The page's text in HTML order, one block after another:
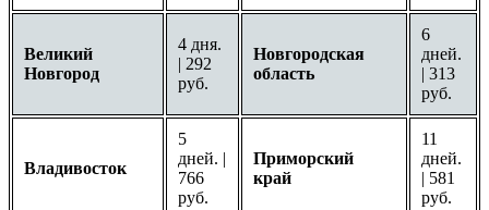
Великий
Новгород
4 дня.
| 292
руб.
Новгородская
область
6
дней.
| 313
руб.
Владивосток
5
дней. |
766
руб.
Приморский
край
11
дней.
| 581
руб.